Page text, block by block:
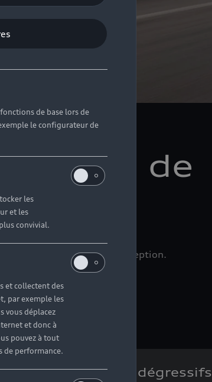
de base lors de
le configurateur de
les
et les
convivial.
et collectent des
par exemple les
vous déplacez
et donc à
pouvez à tout
de performance.
de
et faites le choix de l’exception.
Tarifs dégressifs